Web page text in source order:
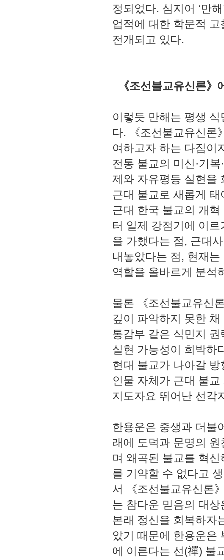
정되었다. 심지어 ‘만
업적에 대한 학문적
전개되고 있다.
《조선불교유신론》
이렇듯 만해는 평생
다. 《조선불교유신론
여하고자 하는 다짐이
전통 불교의 미신·기
제와 자유평등 실현을
근대 불교로 새롭게
근대 한국 불교의 개
터 일제 강점기에 이
을 가했다는 점, 근대
내놓았다는 점, 현재
역할을 올바르게 분석
물론 《조선불교유신
깊이 파악하지 못한
통감부 같은 식민지
실현 가능성이 희박하
현대 불교가 나아갈
인물 자체가 근대 불
지도자요 뛰어난 선각
한용운은 중생과 더불
래에 도덕과 문명의
며 왜곡된 불교를 혁
를 기약할 수 없다고
서 《조선불교유신론
는 참다운 믿음의 대
본래 정신을 회복하자
았기 때문에 한용운은
에 이른다는 선(禪) 불